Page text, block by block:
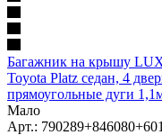
Багажник на крышу
Toyota Platz седан, 4
прямоугольные дуги
Мало
Арт.: